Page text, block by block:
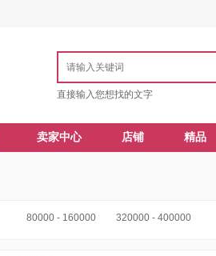
直接输入您想找的文字
卖家中心 店铺 精品
80000 - 160000 320000 - 400000